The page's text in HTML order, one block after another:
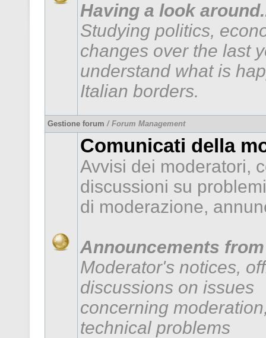
Having a look
Studying politics,
changes over the last
understand what is
Italian borders.
Gestione forum / Forum Management
Comunicati della
Avvisi dei moderatori,
discussioni su problemi
di moderazione,
Announcements
Moderator's notices,
discussions on issues
concerning
technical problems